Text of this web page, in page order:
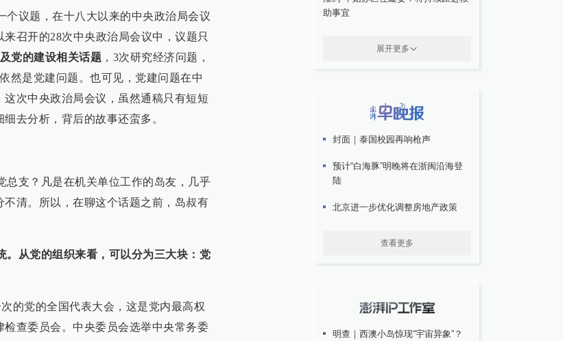
议题，在十八大以来的中央政治局会议
召开的28次中央政治局会议中，议题只
党的建设相关话题 ，3次研究经济问题，
然是党建问题。也可见，党建问题在中
次中央政治局会议，虽然通稿只有短短
去分析，背后的故事还蛮多。
支？凡是在机关单位工作的岛友，几乎
清。所以，在聊这个话题之前，岛叔有
。从党的组织来看，可以分为三大块：党
党的全国代表大会，这是党内最高权
查委员会。中央委员会选举中央常务委
助事宜
展开更多
封面｜泰国校园再响枪声
预计“白海豚”明晚将在浙闽沿海登
陆
北京进一步优化调整房地产政策
查看更多
明查｜西澳小岛惊现“宇宙异象”？